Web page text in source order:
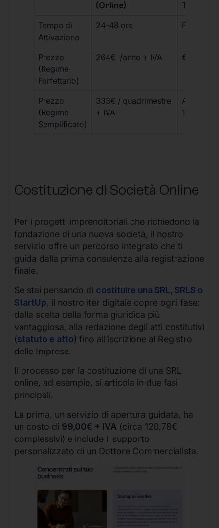
(Online)
Tempo di
Attivazione
24-48 ore Fino a 30
Prezzo
(Regime
Forfettario)
264€ /anno + IVA €500 –
Prezzo
(Regime
Semplificato)
333€ / quadrimestre
+ IVA
A partire
1800 € +
Costituzione di Società Online
Per i progetti imprenditoriali che richiedono la
fondazione di una nuova società, il nostro
servizio offre un percorso integrato che ti
guida dalla prima consulenza alla registrazione
finale.
Se stai pensando di costituire una SRL, SRLS o
StartUp, il nostro iter digitale copre ogni fase:
dalla scelta della forma giuridica più
vantaggiosa, alla redazione degli atti costitutivi
(statuto e atto) fino all’iscrizione al Registro
delle Imprese.
Il processo per la costituzione di una SRL
online, ad esempio, si articola in due fasi
principali.
La prima, un servizio di apertura guidata, ha
un costo di 99,00€ + IVA (circa 120,78€
complessivi) e include il supporto
personalizzato di un Dottore Commercialista.